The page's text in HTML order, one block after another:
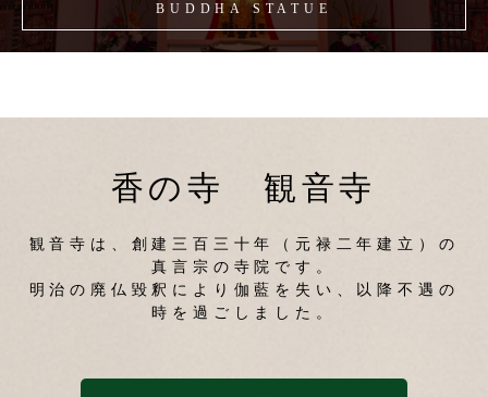
BUDDHA STATUE
香の寺 観音寺
観音寺は、創建三百三十年（元禄二年建立）の
真言宗の寺院です。
明治の廃仏毀釈により伽藍を失い、以降不遇の
時を過ごしました。